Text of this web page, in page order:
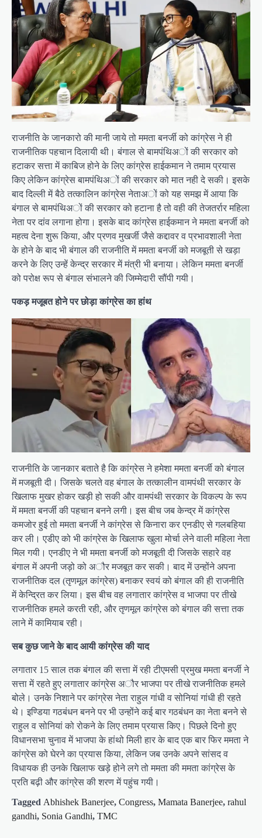
राजनीति के जानकारो की मानी जाये तो ममता बनर्जी को कांग्रेस ने ही
राजनीतिक पहचान दिलायी थी। बंगाल से बामपंथिअों की सरकार को
हटाकर सत्ता में काबिज होने के लिए कांग्रेस हाईकमान ने तमाम प्रयास
किए लेकिन कांग्रेस बामपंथिअों की सरकार को मात नही दे सकी। इसके
बाद दिल्ली में बैठे तत्कालिन कांग्रेस नेताअों को यह समझ में आया कि
बंगाल से बामपंथिअों की सरकार को हटाना है तो वही की तेजतर्रार महिला
नेता पर दांव लगाना होगा। इसके बाद कांग्रेस हाईकमान ने ममता बनर्जी को
महत्व देना शुरू किया, और प्रणव मुखर्जी जैसे कद्दावर व प्रभावशाली नेता
के होने के बाद भी बंगाल की राजनीति में ममता बनर्जी को मजबूती से खड़ा
करने के लिए उन्हें केन्द्र सरकार में मंत्री भी बनाया। लेकिन ममता बनर्जी
को परोक्ष रूप से बंगाल संभालने की जिम्मेदारी सौंपी गयी।
पकड़ मजूबत होने पर छोड़ा कांग्रेस का हांथ
राजनीति के जानकार बताते है कि कांग्रेस ने हमेशा ममता बनर्जी को बंगाल
में मजबूती दी। जिसके चलते वह बंगाल के तत्कालीन वामपंथी सरकार के
खिलाफ मुखर होकर खड़ी हो सकी और वामपंथी सरकार के विकल्प के रूप
में ममता बनर्जी की पहचान बनने लगी। इस बीच जब केन्द्र में कांग्रेस
कमजोर हुई तो ममता बनर्जी ने कांग्रेस से किनारा कर एनडीए से गलबहिया
कर ली। एडीए को भी कांग्रेस के खिलाफ खुला मोर्चा लेने वाली महिला नेता
मिल गयी। एनडीए ने भी ममता बनर्जी को मजबूती दी जिसके सहारे वह
बंगाल में अपनी जड़ो को अौर मजबूत कर सकी। बाद में उन्होंने अपना
राजनीतिक दल (तृणमूल कांग्रेस) बनाकर स्वयं को बंगाल की ही राजनीति
में केन्द्रित कर लिया। इस बीच वह लगातार कांग्रेस व भाजपा पर तीखे
राजनीतिक हमले करती रही, और तृणमूल कांग्रेस को बंगाल की सत्ता तक
लाने में कामियाब रही।
सब कुछ जाने के बाद आयी कांग्रेस की याद
लगातार 15 साल तक बंगाल की सत्ता में रही टीएमसी प्रमुख ममता बनर्जी ने
सत्ता में रहते हुए लगातार कांग्रेस अौर भाजपा पर तीखे राजनीतिक हमले
बोले। उनके निशाने पर कांग्रेस नेता राहुल गांधी व सोनियां गांधी ही रहते
थे। इण्डिया गठबंधन बनने पर भी उन्होंने कई बार गठबंधन का नेता बनने से
राहुल व सोनियां को रोकने के लिए तमाम प्रयास किए। पिछले दिनो हुए
विधानसभा चुनाव में भाजपा के हांथो मिली हार के बाद एक बार फिर ममता ने
कांग्रेस को घेरने का प्रयास किया, लेकिन जब उनके अपने सांसद व
विधायक ही उनके खिलाफ खड़े होने लगे तो ममता की ममता कांग्रेस के
प्रति बढ़ी और कांग्रेस की शरण में पहुंच गयी।
Tagged Abhishek Banerjee, Congress, Mamata Banerjee, rahul
gandhi, Sonia Gandhi, TMC